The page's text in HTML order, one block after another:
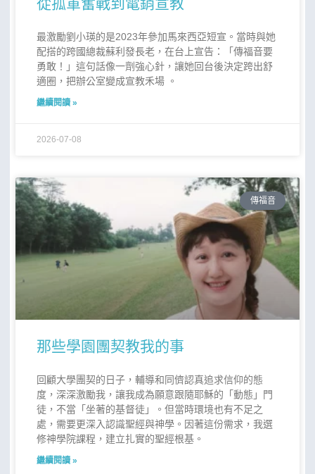
最激勵劉小瑛的是2023年參加馬來西亞短宣。當時與她
配搭的跨國總裁蘇利發長老，在台上宣告：「傳福音要
勇敢！」這句話像一劑強心針，讓她回台後決定跨出舒
適圈，把辦公室變成宣教禾場 。
繼續閱讀 »
2026-07-08
傳福音
那些學園團契教我的事
回顧大學團契的日子，輔導和同儕認真追求信仰的態
度，深深激勵我，讓我成為願意跟隨耶穌的「動態」門
徒，不當「坐著的基督徒」。但當時環境也有不足之
處，需要更深入認識聖經與神學。因著這份需求，我選
修神學院課程，建立扎實的聖經根基。
繼續閱讀 »